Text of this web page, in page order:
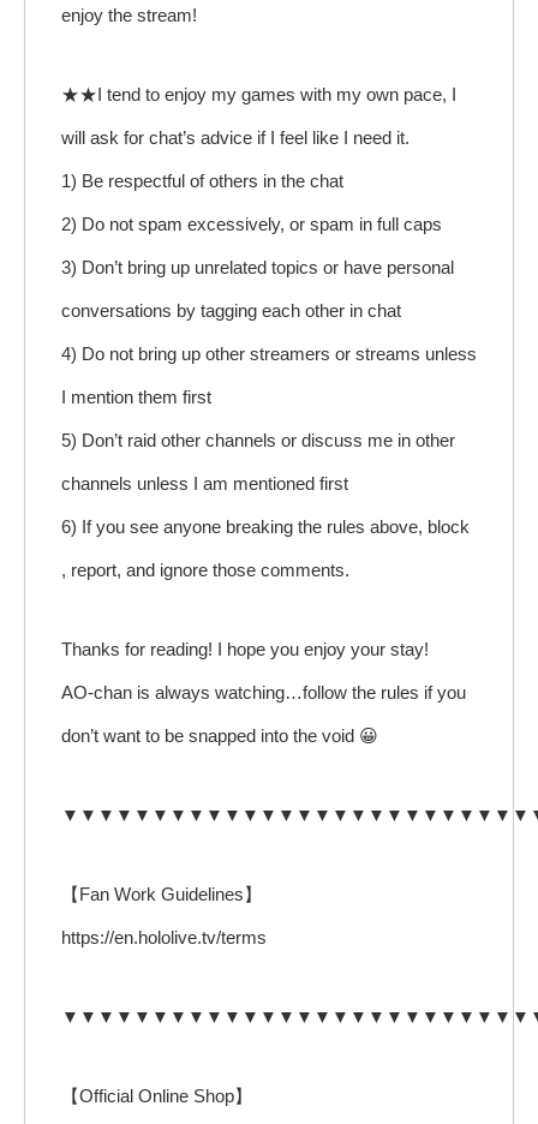
enjoy the stream!
★★I tend to enjoy my games with my own pace, I
will ask for chat’s advice if I feel like I need it.
1) Be respectful of others in the chat
2) Do not spam excessively, or spam in full caps
3) Don’t bring up unrelated topics or have personal
conversations by tagging each other in chat
4) Do not bring up other streamers or streams unless
I mention them first
5) Don’t raid other channels or discuss me in other
channels unless I am mentioned first
6) If you see anyone breaking the rules above, block
, report, and ignore those comments.
Thanks for reading! I hope you enjoy your stay!
AO-chan is always watching…follow the rules if you
don’t want to be snapped into the void 😀
【Fan Work Guidelines】
https://en.hololive.tv/terms
【Official Online Shop】